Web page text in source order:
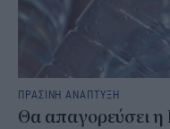
ΠΡΑΣΙΝΗ ΑΝΑΠΤΥΞΗ
Θα απαγορεύσει η